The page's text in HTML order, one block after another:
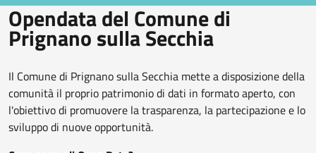
Opendata del Comune di
Prignano sulla Secchia
Il Comune di Prignano sulla Secchia mette a disposizione della
comunità il proprio patrimonio di dati in formato aperto, con
l'obiettivo di promuovere la trasparenza, la partecipazione e lo
sviluppo di nuove opportunità.